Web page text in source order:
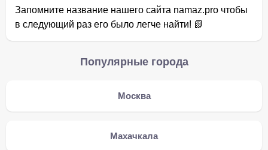
Запомните название нашего сайта namaz.pro чтобы
в следующий раз его было легче найти! 📗
Популярные города
Москва
Махачкала